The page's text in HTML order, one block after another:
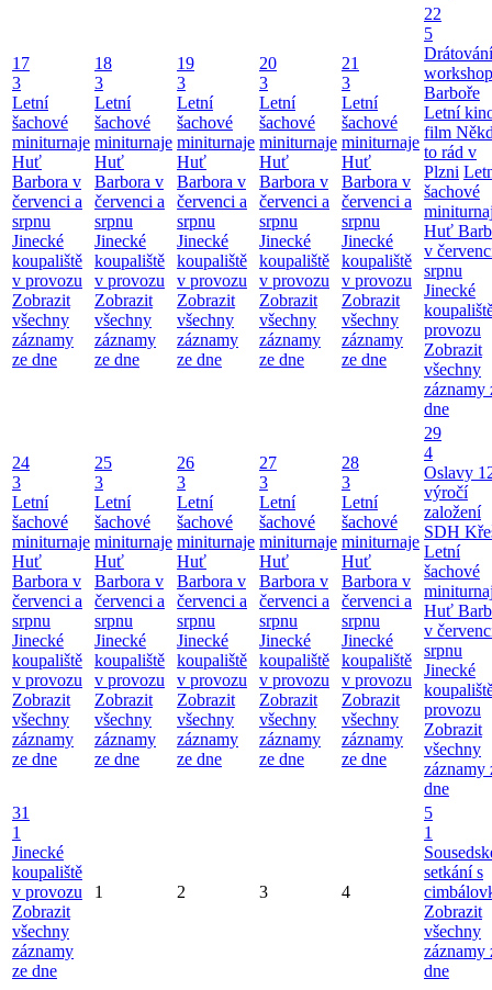
17
3
Letní
šachové
miniturnaje
Huť
Barbora v
červenci a
srpnu
Jinecké
koupaliště
v provozu
Zobrazit
všechny
záznamy
ze dne
18
3
Letní
šachové
miniturnaje
Huť
Barbora v
červenci a
srpnu
Jinecké
koupaliště
v provozu
Zobrazit
všechny
záznamy
ze dne
19
3
Letní
šachové
miniturnaje
Huť
Barbora v
červenci a
srpnu
Jinecké
koupaliště
v provozu
Zobrazit
všechny
záznamy
ze dne
20
3
Letní
šachové
miniturnaje
Huť
Barbora v
červenci a
srpnu
Jinecké
koupaliště
v provozu
Zobrazit
všechny
záznamy
ze dne
21
3
Letní
šachové
miniturnaje
Huť
Barbora v
červenci a
srpnu
Jinecké
koupaliště
v provozu
Zobrazit
všechny
záznamy
ze dne
22
5
Barboře
Letní
film
to rád v
Plzni
šachové
Huť
v
srpnu
Jinecké
provozu
Zobrazit
všechny
záznamy
dne
24
3
Letní
šachové
miniturnaje
Huť
Barbora v
červenci a
srpnu
Jinecké
koupaliště
v provozu
Zobrazit
všechny
záznamy
ze dne
25
3
Letní
šachové
miniturnaje
Huť
Barbora v
červenci a
srpnu
Jinecké
koupaliště
v provozu
Zobrazit
všechny
záznamy
ze dne
26
3
Letní
šachové
miniturnaje
Huť
Barbora v
červenci a
srpnu
Jinecké
koupaliště
v provozu
Zobrazit
všechny
záznamy
ze dne
27
3
Letní
šachové
miniturnaje
Huť
Barbora v
červenci a
srpnu
Jinecké
koupaliště
v provozu
Zobrazit
všechny
záznamy
ze dne
28
3
Letní
šachové
miniturnaje
Huť
Barbora v
červenci a
srpnu
Jinecké
koupaliště
v provozu
Zobrazit
všechny
záznamy
ze dne
29
4
Oslavy
výročí
založení
SDH
Letní
šachové
Huť
v
srpnu
Jinecké
provozu
Zobrazit
všechny
záznamy
dne
31
1
Jinecké
koupaliště
v provozu
Zobrazit
všechny
záznamy
ze dne
1 2 3 4
5
1
setkání s
Zobrazit
všechny
záznamy
dne